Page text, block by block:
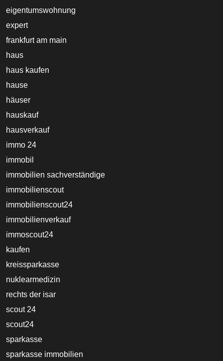
eigentumswohnung
expert
frankfurt am main
haus
haus kaufen
hause
häuser
hauskauf
hausverkauf
immo 24
immobil
immobilien sachverständige
immobilienscout
immobilienscout24
immobilienverkauf
immoscout24
kaufen
kreissparkasse
nuklearmedizin
rechts der isar
scout 24
scout24
sparkasse
sparkasse immobilien